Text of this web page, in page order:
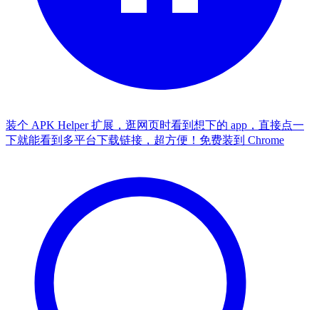
装个 APK Helper 扩展，逛网页时看到想下的 app，直接点一
下就能看到多平台下载链接，超方便！ 免费装到 Chrome